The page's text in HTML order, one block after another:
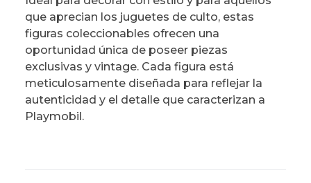
que aprecian los juguetes de culto, estas
figuras coleccionables ofrecen una
oportunidad única de poseer piezas
exclusivas y vintage. Cada figura está
meticulosamente diseñada para reflejar la
autenticidad y el detalle que caracterizan a
Playmobil.